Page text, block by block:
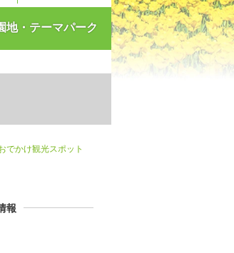
地・テーマパーク
でかけ観光スポット
報